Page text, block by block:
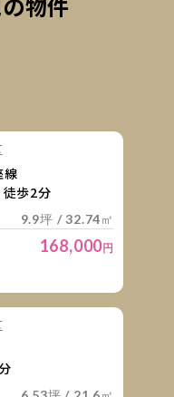
る
線
歩2分
9.9坪 / 32.74㎡
168,000円
る